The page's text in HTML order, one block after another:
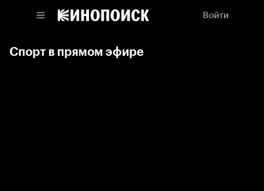
Войти
Спорт в прямом эфире